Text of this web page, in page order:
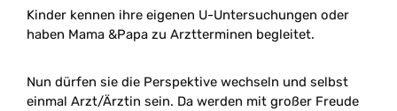
Kinder kennen ihre eigenen U-Untersuchungen oder
haben Mama &Papa zu Arztterminen begleitet.
Nun dürfen sie die Perspektive wechseln und selbst
einmal Arzt/Ärztin sein. Da werden mit großer Freude